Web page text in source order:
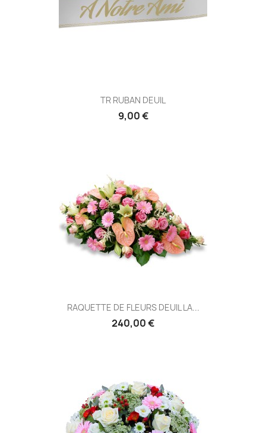
TR RUBAN DEUIL
9,00 €
RAQUETTE DE FLEURS DEUIL LA...
240,00 €